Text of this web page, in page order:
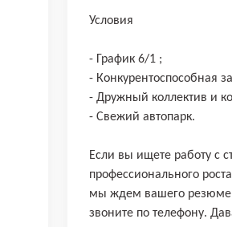
Условия
- График 6/1 ;
- Конкурентоспособная
- Дружный коллектив и
- Свежий автопарк.
Если вы ищете работу с
профессионального
мы ждем вашего резюме!
звоните по телефону.